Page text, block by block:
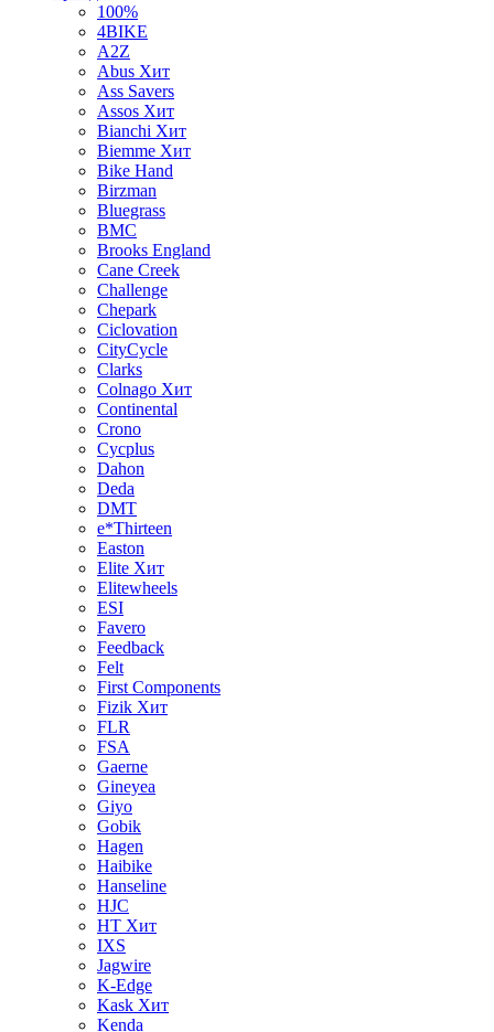
100%
4BIKE
A2Z
Abus Хит
Ass Savers
Assos Хит
Bianchi Хит
Biemme Хит
Bike Hand
Birzman
Bluegrass
BMC
Brooks England
Cane Creek
Challenge
Chepark
Ciclovation
CityCycle
Clarks
Colnago Хит
Continental
Crono
Cycplus
Dahon
Deda
DMT
e*Thirteen
Easton
Elite Хит
Elitewheels
ESI
Favero
Feedback
Felt
First Components
Fizik Хит
FLR
FSA
Gaerne
Gineyea
Giyo
Gobik
Hagen
Haibike
Hanseline
HJC
HT Хит
IXS
Jagwire
K-Edge
Kask Хит
Kenda